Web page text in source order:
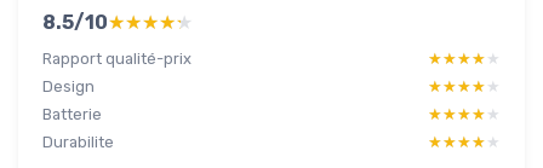
8.5/10★★★★★
★★★★★
Rapport qualité-prix ★★★★★
★★★★★
Design
★★★★★
★★★★★
Batterie
★★★★★
★★★★★
Durabilite
★★★★★
★★★★★